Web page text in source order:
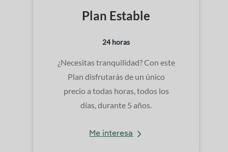
Plan Estable
24 horas
¿Necesitas tranquilidad? Con este
Plan disfrutarás de un único
precio a todas horas, todos los
días, durante 5 años.
Me interesa